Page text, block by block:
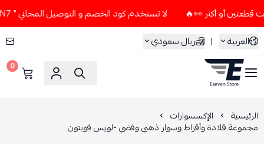
لا تستخدم كود الخصم و التوصيل المجاني " N7 " إلا إذا طلبت قطعتين أو أكثر 👀🔥
العربية
| ريال سعودي
ESEVEN STORE
0
الرئيسية الإكسسوارات
مجموعة قلادة وأقراط وسوار ذهبي وفضي -لويس فويتون